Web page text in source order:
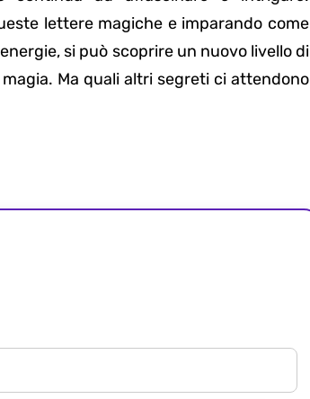
lettere magiche e imparando come
si può scoprire un nuovo livello di
Ma quali altri segreti ci attendono